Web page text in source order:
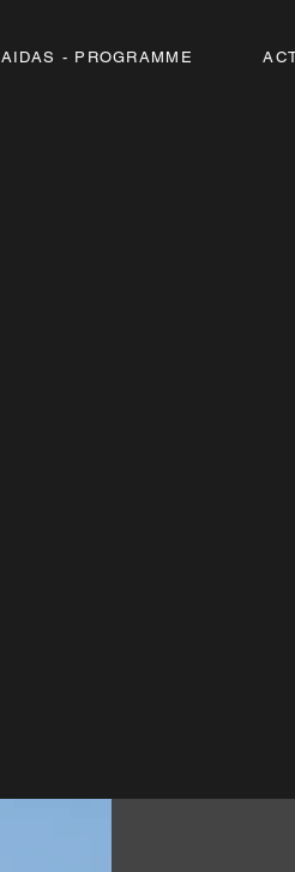
AIDAS - PROGRAMME